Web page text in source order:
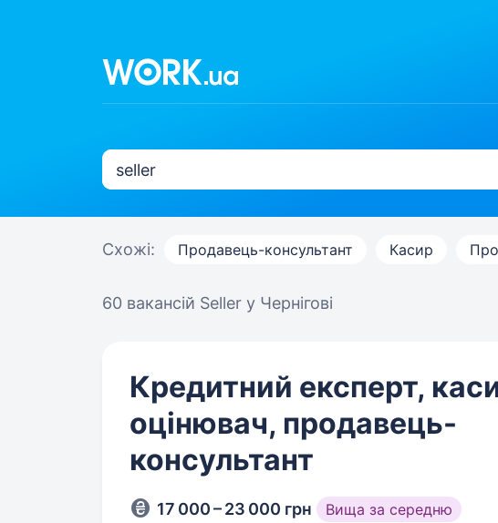
Схожі: Продавець-консультант Касир
60 вакансій Seller у Чернігові
Кредитний експерт,
оцінювач, продавець-
консультант
17 000 – 23 000 грн Вища за середню